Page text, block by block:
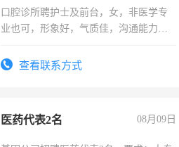
口腔诊所聘护士及前台，女，非医学专
业也可，形象好，气质佳，沟通能力
查看联系方式
医药代表2名 08月09日